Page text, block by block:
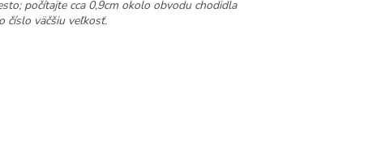
počítajte cca 0,9cm okolo obvodu chodidla
číslo väčšiu veľkosť.